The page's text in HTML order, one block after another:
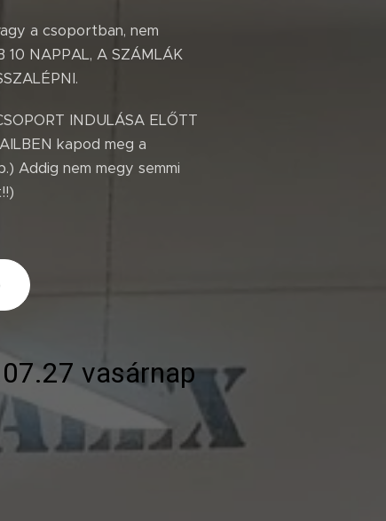
a csoportban, nem
10 NAPPAL, A SZÁMLÁK
INDULÁSA ELŐTT
kapod meg a
Addig nem megy semmi